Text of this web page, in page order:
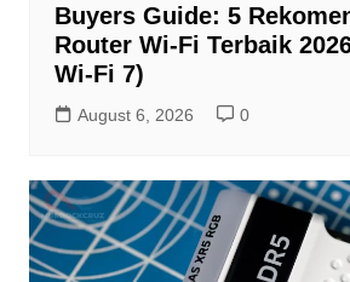
Buyers Guide: 5
Router Wi-Fi Terbaik
Wi-Fi 7)
August 6, 2026 0